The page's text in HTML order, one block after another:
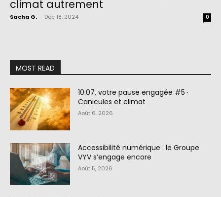
climat autrement
Sacha G. Déc 18, 2024 0
MOST READ
10:07, votre pause engagée #5 ·
Canicules et climat
Août 6, 2026
Accessibilité numérique : le Groupe
VYV s’engage encore
Août 5, 2026